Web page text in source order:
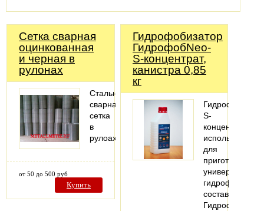
Сетка сварная
оцинкованная
и черная в
рулонах
Стальная
сварная
сетка
в
рулоах
от 50 до 500 руб
Купить
Гидрофобизатор
ГидрофобNeo-
S-концентрат,
канистра 0,85
кг
ГидрофобNeo-
S-
концентрат
используется
для
приготовления
состава
ГидрофобNeo-